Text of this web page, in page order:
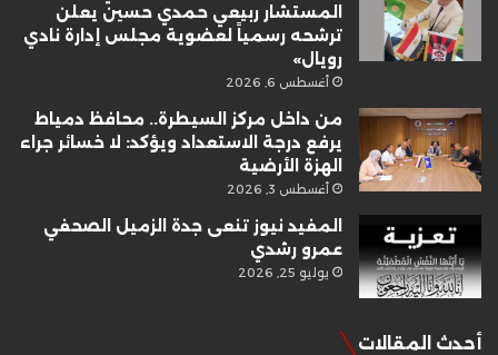
المستشار ربيعي حمدي حسين يعلن
ترشحه رسمياً لعضوية مجلس إدارة نادي
رويال»
أغسطس 6, 2026
من داخل مركز السيطرة.. محافظ دمياط
يرفع درجة الاستعداد ويؤكد: لا خسائر جراء
الهزة الأرضية
أغسطس 3, 2026
المفيد نيوز تنعى جدة الزميل الصحفي
عمرو رشدي
يوليو 25, 2026
أحدث المقالات